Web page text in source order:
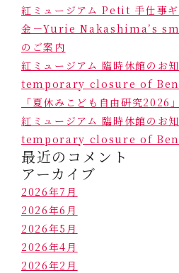
紅ミュージアム Petit 手仕事
金－Yurie Nakashima’s
のご案内
紅ミュージアム 臨時休館の
temporary closure of
「夏休みこども自由研究2026」
紅ミュージアム 臨時休館の
temporary closure of
最近のコメント
アーカイブ
2026年7月
2026年6月
2026年5月
2026年4月
2026年2月